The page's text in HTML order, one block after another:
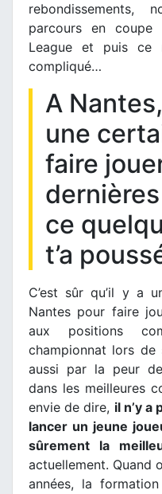
rebondissements,
parcours en
League et puis ce
compliqué…
A
une
faire
ce
t’a
C’est sûr qu’il y a
Nantes pour faire
aux positions
championnat lors de
aussi par la peur
dans les meilleures
envie de dire, il n’y a
lancer un jeune
sûrement la
actuellement. Quand
années, la